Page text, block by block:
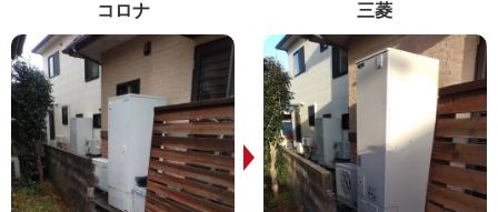
コロナ 三菱